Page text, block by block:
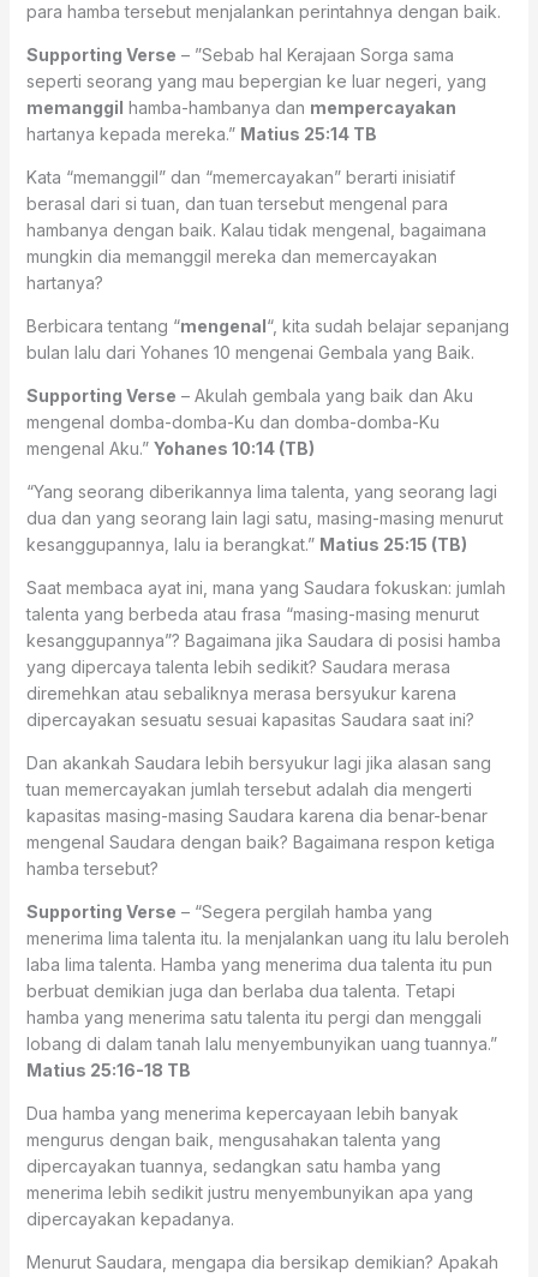
para hamba tersebut menjalankan perintahnya dengan baik.
Supporting Verse – ”Sebab hal Kerajaan Sorga sama
seperti seorang yang mau bepergian ke luar negeri, yang
memanggil hamba-hambanya dan mempercayakan
hartanya kepada mereka.” Matius 25:14 TB
Kata “memanggil” dan “memercayakan” berarti inisiatif
berasal dari si tuan, dan tuan tersebut mengenal para
hambanya dengan baik. Kalau tidak mengenal, bagaimana
mungkin dia memanggil mereka dan memercayakan
hartanya?
Berbicara tentang “mengenal“, kita sudah belajar sepanjang
bulan lalu dari Yohanes 10 mengenai Gembala yang Baik.
Supporting Verse – Akulah gembala yang baik dan Aku
mengenal domba-domba-Ku dan domba-domba-Ku
mengenal Aku.” Yohanes 10:14 (TB)
“Yang seorang diberikannya lima talenta, yang seorang lagi
dua dan yang seorang lain lagi satu, masing-masing menurut
kesanggupannya, lalu ia berangkat.” Matius 25:15 (TB)
Saat membaca ayat ini, mana yang Saudara fokuskan: jumlah
talenta yang berbeda atau frasa “masing-masing menurut
kesanggupannya”? Bagaimana jika Saudara di posisi hamba
yang dipercaya talenta lebih sedikit? Saudara merasa
diremehkan atau sebaliknya merasa bersyukur karena
dipercayakan sesuatu sesuai kapasitas Saudara saat ini?
Dan akankah Saudara lebih bersyukur lagi jika alasan sang
tuan memercayakan jumlah tersebut adalah dia mengerti
kapasitas masing-masing Saudara karena dia benar-benar
mengenal Saudara dengan baik? Bagaimana respon ketiga
hamba tersebut?
Supporting Verse – “Segera pergilah hamba yang
menerima lima talenta itu. Ia menjalankan uang itu lalu beroleh
laba lima talenta. Hamba yang menerima dua talenta itu pun
berbuat demikian juga dan berlaba dua talenta. Tetapi
hamba yang menerima satu talenta itu pergi dan menggali
lobang di dalam tanah lalu menyembunyikan uang tuannya.”
Matius 25:16-18 TB
Dua hamba yang menerima kepercayaan lebih banyak
mengurus dengan baik, mengusahakan talenta yang
dipercayakan tuannya, sedangkan satu hamba yang
menerima lebih sedikit justru menyembunyikan apa yang
dipercayakan kepadanya.
Menurut Saudara, mengapa dia bersikap demikian? Apakah